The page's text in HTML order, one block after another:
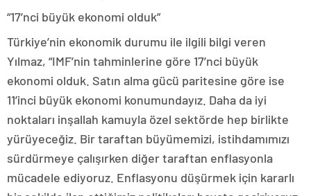
“17’nci büyük ekonomi olduk”
Türkiye’nin ekonomik durumu ile ilgili bilgi veren
Yılmaz, “IMF’nin tahminlerine göre 17’nci büyük
ekonomi olduk. Satın alma gücü paritesine göre ise
11’inci büyük ekonomi konumundayız. Daha da iyi
noktaları inşallah kamuyla özel sektörde hep birlikte
yürüyeceğiz. Bir taraftan büyümemizi, istihdamımızı
sürdürmeye çalışırken diğer taraftan enflasyonla
mücadele ediyoruz. Enflasyonu düşürmek için kararlı